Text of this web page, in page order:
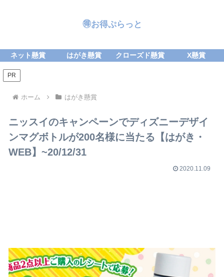
🉐お得ぷらっと
ネット懸賞 はがき懸賞 クローズド懸賞 X懸賞
PR
ホーム はがき懸賞
ニッスイのキャンペーンでディズニーデザイ
ンマグボトルが200名様に当たる【はがき・
WEB】~20/12/31
2020.11.09